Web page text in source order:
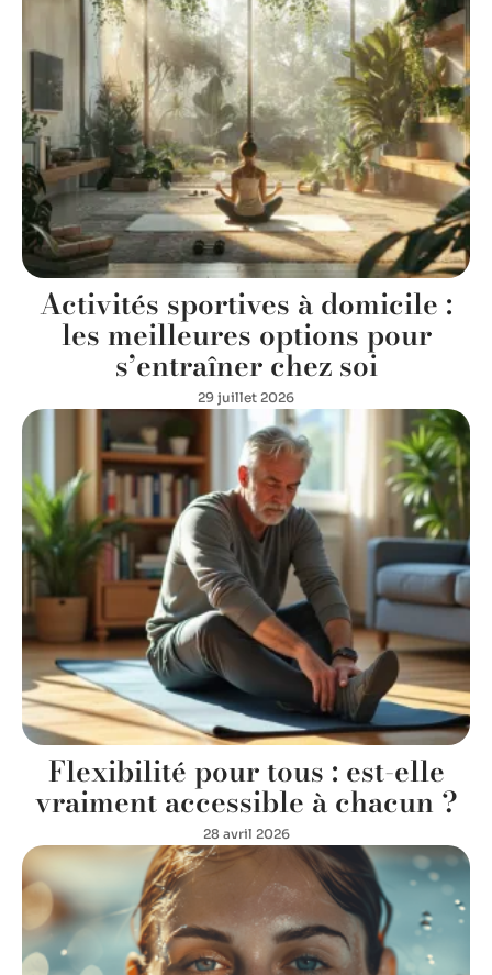
Activités sportives à domicile :
les meilleures options pour
s’entraîner chez soi
29 juillet 2026
Flexibilité pour tous : est-elle
vraiment accessible à chacun ?
28 avril 2026